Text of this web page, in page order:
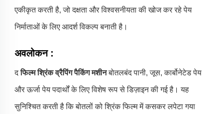
एकीकृत करती है, जो दक्षता और विश्वसनीयता की खोज कर रहे पेय
निर्माताओं के लिए आदर्श विकल्प बनाती है।
अवलोकन :
दफिल्म श्रिंक व्रैपिंग पैकिंग मशीनबोतलबंद पानी, जूस, कार्बोनेटेड पेय
और ऊर्जा पेय पदार्थों के लिए विशेष रूप से डिज़ाइन की गई है। यह
सुनिश्चित करती है कि बोतलों को श्रिंक फिल्म में कसकर लपेटा गया